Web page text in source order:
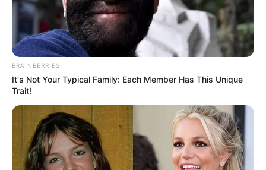
Auf einigen Seiten dieses Projektes sind Affiliate-
Angebote integriert. Wenn etwas darüber gebucht oder
gekauft wird, ist das eine Unterstützung, ohne dass sich
dadurch der Preis ändert.
BRAINBERRIES
It's Not Your Typical Family: Each Member Has This Unique
Trait!